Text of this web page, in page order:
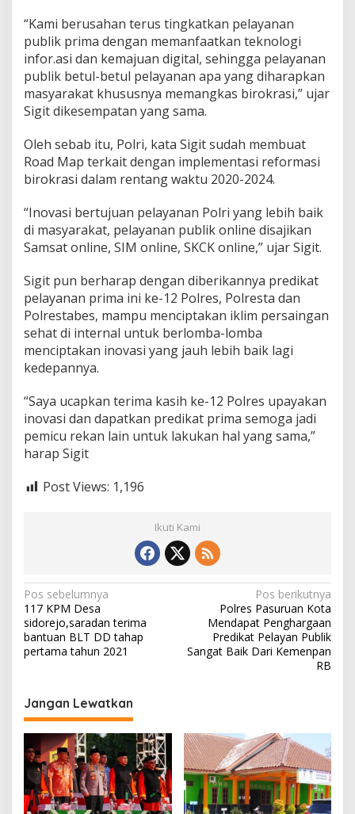
“Kami berusahan terus tingkatkan pelayanan
publik prima dengan memanfaatkan teknologi
infor.asi dan kemajuan digital, sehingga pelayanan
publik betul-betul pelayanan apa yang diharapkan
masyarakat khususnya memangkas birokrasi,” ujar
Sigit dikesempatan yang sama.
Oleh sebab itu, Polri, kata Sigit sudah membuat
Road Map terkait dengan implementasi reformasi
birokrasi dalam rentang waktu 2020-2024.
“Inovasi bertujuan pelayanan Polri yang lebih baik
di masyarakat, pelayanan publik online disajikan
Samsat online, SIM online, SKCK online,” ujar Sigit.
Sigit pun berharap dengan diberikannya predikat
pelayanan prima ini ke-12 Polres, Polresta dan
Polrestabes, mampu menciptakan iklim persaingan
sehat di internal untuk berlomba-lomba
menciptakan inovasi yang jauh lebih baik lagi
kedepannya.
“Saya ucapkan terima kasih ke-12 Polres upayakan
inovasi dan dapatkan predikat prima semoga jadi
pemicu rekan lain untuk lakukan hal yang sama,”
harap Sigit
Post Views: 1,196
Ikuti Kami
N
a
v
i
a
s
i
p
o
Pos sebelumnya
117 KPM Desa
sidorejo,saradan terima
bantuan BLT DD tahap
pertama tahun 2021
Pos berikutnya
Polres Pasuruan Kota
Mendapat Penghargaan
Predikat Pelayan Publik
Sangat Baik Dari Kemenpan
RB
Jangan Lewatkan